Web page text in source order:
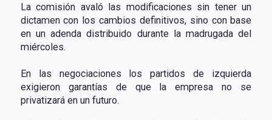
La comisión avaló las modificaciones sin tener un
dictamen con los cambios definitivos, sino con base
en un adenda distribuido durante la madrugada del
miércoles.
En las negociaciones los partidos de izquierda
exigieron garantías de que la empresa no se
privatizará en un futuro.